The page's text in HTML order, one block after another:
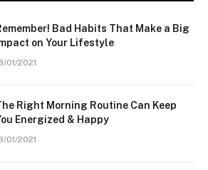
Bad Habits That Make a Big
on Your Lifestyle
01/2021
Right Morning Routine Can Keep
Energized & Happy
01/2021